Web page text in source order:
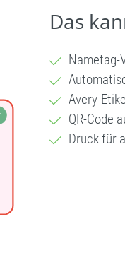
Das
Nametag-
Avery-
QR-Code
Druck für